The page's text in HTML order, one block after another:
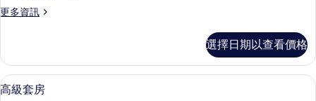
的
有
相
片
更多資訊
更
大
床
房
選擇日期以查看價格
顯
高級套房 | 免費迷你吧、客房內保險
8
高級套房